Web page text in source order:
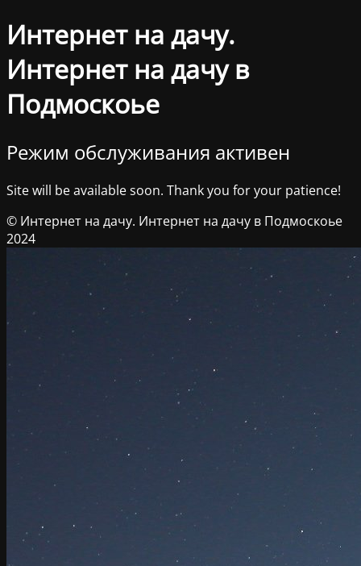
Интернет на дачу.
Интернет на дачу в
Подмоскоье
Режим обслуживания активен
Site will be available soon. Thank you for your patience!
© Интернет на дачу. Интернет на дачу в Подмоскоье
2024